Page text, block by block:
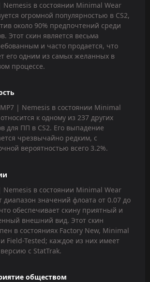
Nemesis в состоянии Minimal Wear
огромной популярностью в CS2,
около 90% предпочтений среди
Этот скин является весьма
и часто продается, что
его одним из самых желанных в
процессе.
| Nemesis в состоянии Minimal
к одному из 237 других
для ПП в CS2. Его выпадение
чрезвычайно редким, с
вероятностью всего 3.2%.
Nemesis в состоянии Minimal Wear
диапазон значений флоата от 0.07 до
обеспечивает скину приятный и
внешний вид. Этот скин
в состояниях Factory New, Minimal
Field-Tested; каждое из них имеет
с StatTrak.
обществом